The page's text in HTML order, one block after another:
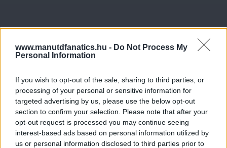
www.manutdfanatics.hu - Do Not Process My
Personal Information
If you wish to opt-out of the sale, sharing to third parties, or
processing of your personal or sensitive information for
targeted advertising by us, please use the below opt-out
section to confirm your selection. Please note that after your
opt-out request is processed you may continue seeing
interest-based ads based on personal information utilized by
us or personal information disclosed to third parties prior to
Leeds United vsManchester
United
Felkészülési szezon 5. mérkőzés
Croke Park, Dublin
2026-08-12 20:30